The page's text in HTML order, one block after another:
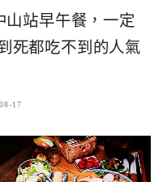
山站早午餐，一定
死都吃不到的人氣
17